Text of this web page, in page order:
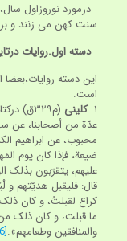
درمورد نوروزاول
سنت کهن می زنند و
دسته اول.روایات
این دسته روایات،بعضا
است.
۱. کلینی (م‏۳۲۹ق) درکتاب کافی ازابراهیم کرخی:
عدّة من أصحابنا، عن
محبوب، عن ابراهیم
ضیعة، فإذا کان یوم
علیهم، یتقرّبون
قال: فلیقبل هدیّتهم و
کراع لقبلتُ، و کان
ما قبلت، و کان ذلک
والمنافقین وطعامهم».[16]